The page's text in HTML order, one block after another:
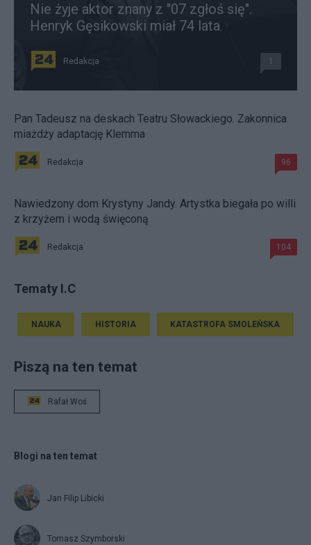
Nie żyje aktor znany z "07 zgłoś się".
Henryk Gęsikowski miał 74 lata
Redakcja 1
Pan Tadeusz na deskach Teatru Słowackiego. Zakonnica
miażdży adaptację Klemma
Redakcja 96
Nawiedzony dom Krystyny Jandy. Artystka biegała po willi
z krzyżem i wodą święconą
Redakcja 104
Tematy I.C
NAUKA HISTORIA KATASTROFA SMOLEŃSKA
Piszą na ten temat
Rafał Woś
Blogi na ten temat
Jan Filip Libicki
Tomasz Szymborski